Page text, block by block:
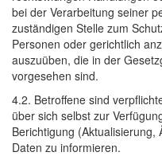
bei der Verarbeitung seiner
zuständigen Stelle zum
Personen oder gerichtlich
auszuüben, die in der
vorgesehen sind.
4.2. Betroffene sind
über sich selbst zur
Berichtigung
Daten zu informieren.